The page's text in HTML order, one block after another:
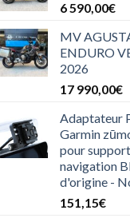
6 590,00€
MV
ENDURO
2026
17 990,00€
Adaptateur
Garmin
pour
navigation
d'origine -
151,15€